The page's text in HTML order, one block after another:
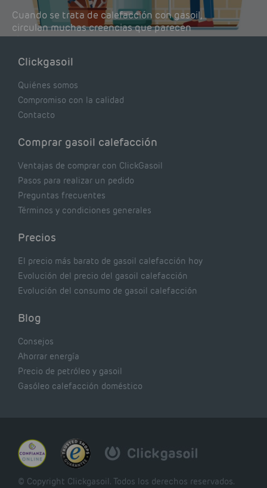
Cuando se trata de calefacción con gasoil,
circulan muchas creencias que parecen
lógicas pero que, en realidad, pueden estar
de tu caldera. Pocas se contrastan con lo que
Clickgasoil
Quiénes somos
Compromiso con la calidad
Contacto
Comprar gasoil calefacción
Ventajas de comprar con ClickGasoil
Pasos para realizar un pedido
Preguntas frecuentes
Términos y condiciones generales
Precios
El precio más barato de gasoil calefacción hoy
Evolución del precio del gasoil calefacción
Evolución del consumo de gasoil calefacción
Blog
Consejos
Ahorrar energía
Precio de petróleo y gasoil
Gasóleo calefacción doméstico
© Copyright Clickgasoil. Todos los derechos reservados.